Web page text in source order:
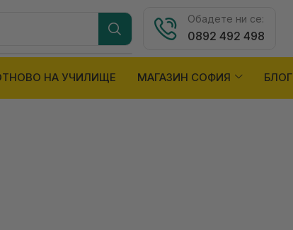
Обадете ни се:
0892 492 498
НА УЧИЛИЩЕ МАГАЗИН СОФИЯ БЛОГ